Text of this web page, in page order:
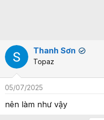
Thanh Sơn ✔
Topaz
05/07/2025
nên làm như vậy